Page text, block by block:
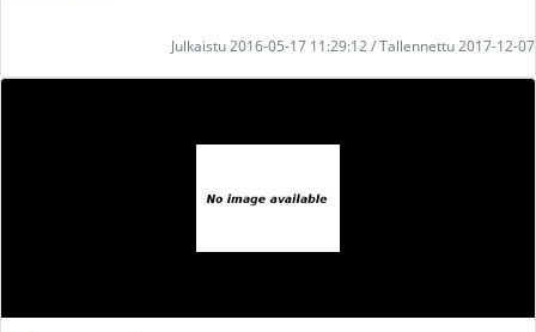
Julkaistu 2016-05-17 11:29:12 / Tallennettu 2017-12-07